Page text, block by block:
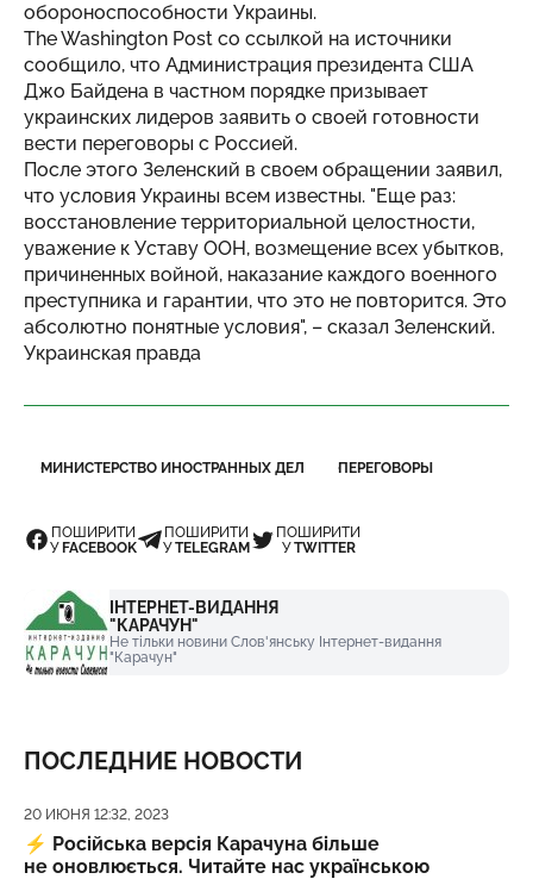
обороноспособности Украины.
The Washington Post со ссылкой на источники
сообщило, что Администрация президента США
Джо Байдена в частном порядке призывает
украинских лидеров заявить о своей готовности
вести переговоры с Россией.
После этого Зеленский в своем обращении заявил,
что условия Украины всем известны. "Еще раз:
восстановление территориальной целостности,
уважение к Уставу ООН, возмещение всех убытков,
причиненных войной, наказание каждого военного
преступника и гарантии, что это не повторится. Это
абсолютно понятные условия", – сказал Зеленский.
Украинская правда
МИНИСТЕРСТВО ИНОСТРАННЫХ ДЕЛ ПЕРЕГОВОРЫ
ПОШИРИТИ
У FACEBOOK
ПОШИРИТИ
УTELEGRAM
ПОШИРИТИ
УTWITTER
ІНТЕРНЕТ-ВИДАННЯ
"КАРАЧУН"
Не тільки новини Слов'янську Інтернет-видання
"Карачун"
ПОСЛЕДНИЕ НОВОСТИ
Дата публикации
20 ИЮНЯ 12:32, 2023
⚡️ Російська версія Карачуна більше
не оновлюється. Читайте нас українською